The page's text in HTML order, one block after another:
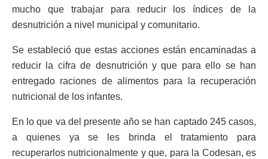
mucho que trabajar para reducir los índices de la
desnutrición a nivel municipal y comunitario.
Se estableció que estas acciones están encaminadas a
reducir la cifra de desnutrición y que para ello se han
entregado raciones de alimentos para la recuperación
nutricional de los infantes.
En lo que va del presente año se han captado 245 casos,
a quienes ya se les brinda el tratamiento para
recuperarlos nutricionalmente y que, para la Codesan, es